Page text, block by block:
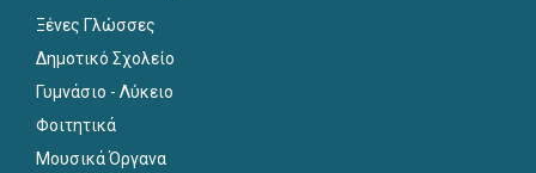
Ξένες Γλώσσες
Δημοτικό Σχολείο
Γυμνάσιο - Λύκειο
Φοιτητικά
Μουσικά Όργανα